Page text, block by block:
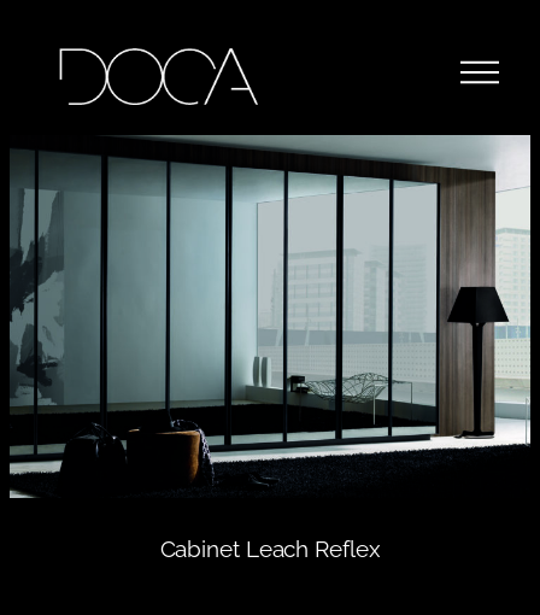
Cabinet Leach Reflex